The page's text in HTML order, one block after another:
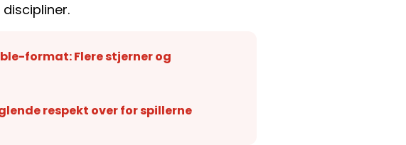
format: Flere stjerner og
respekt over for spillerne